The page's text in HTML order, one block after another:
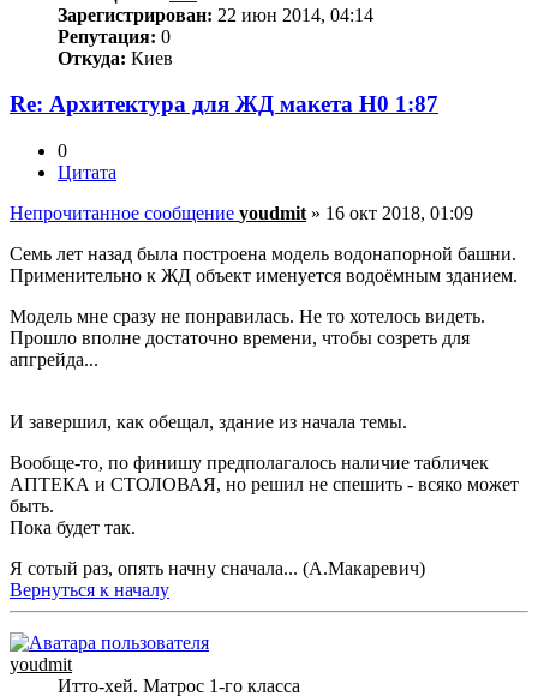
Зарегистрирован: 22 июн 2014, 04:14
Репутация: 0
Откуда: Киев
Re: Архитектура для ЖД макета Н0 1:87
0
Цитата
Непрочитанное сообщение youdmit » 16 окт 2018, 01:09
Семь лет назад была построена модель водонапорной башни.
Применительно к ЖД объект именуется водоёмным зданием.
Модель мне сразу не понравилась. Не то хотелось видеть.
Прошло вполне достаточно времени, чтобы созреть для
апгрейда...
И завершил, как обещал, здание из начала темы.
Вообще-то, по финишу предполагалось наличие табличек
АПТЕКА и СТОЛОВАЯ, но решил не спешить - всяко может
быть.
Пока будет так.
Я сотый раз, опять начну сначала... (А.Макаревич)
Вернуться к началу
youdmit
Итто-хей. Матрос 1-го класса